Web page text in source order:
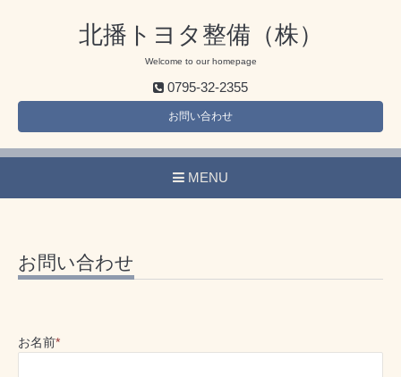
北播トヨタ整備（株）
Welcome to our homepage
0795-32-2355
お問い合わせ
MENU
お問い合わせ
お名前*